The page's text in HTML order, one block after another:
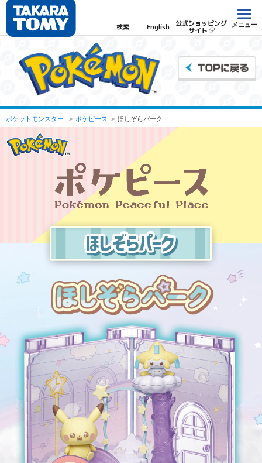
検索 English 公式ショッピング
サイト
メニュー
ポケットモンスター ポケピース ほしぞらパーク